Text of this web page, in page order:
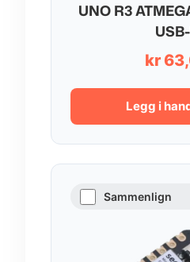
UNO R3
kr
Legg i
Sammenlign